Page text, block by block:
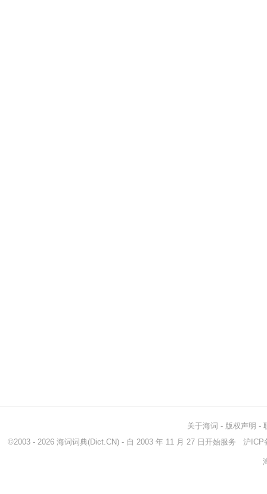
关于海词 - 版权声明 -
©2003 - 2026 海词词典(Dict.CN) - 自 2003 年 11 月 27 日开始服务 沪ICP